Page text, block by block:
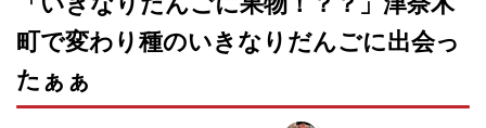
町で変わり種のいきなりだんごに出会っ
たぁぁ